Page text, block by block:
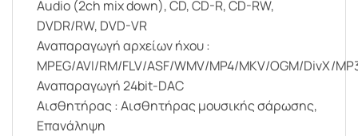
Audio (2ch mix down), CD, CD-R, CD-RW,
DVDR/RW, DVD-VR
Αναπαραγωγή αρχείων ήχου :
MPEG/AVI/RM/FLV/ASF/WMV/MP4/MKV/OGM/DivX/
Αναπαραγωγή 24bit-DAC
Αισθητήρας : Αισθητήρας μουσικής σάρωσης,
Επανάληψη